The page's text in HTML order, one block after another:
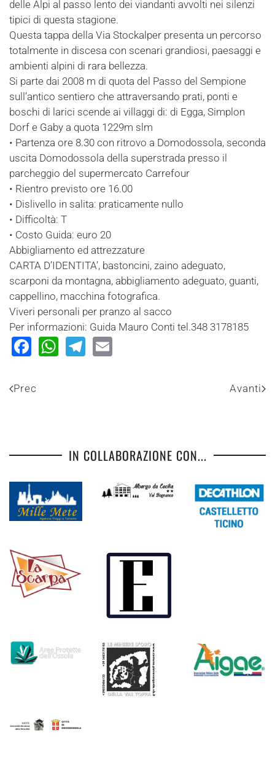
delle Alpi al passo lento dei viandanti avvolti nei silenzi
tipici di questa stagione.
Questa tappa della Via Stockalper presenta un percorso
totalmente in discesa con scenari grandiosi, paesaggi e
ambienti alpini di rara bellezza.
Si parte dai 2008 m di quota del Passo del Sempione
sull’antico sentiero che attraversando prati, ponti e
boschi di larici scende ai villaggi di: di Egga, Simplon
Dorf e Gaby a quota 1229m slm
• Partenza ore 8.30 con ritrovo a Domodossola, seconda
uscita Domodossola della superstrada presso il
parcheggio del supermercato Carrefour
• Rientro previsto ore 16.00
• Dislivello in salita: praticamente nullo
• Difficoltà: T
• Costo Guida: euro 20
Abbigliamento ed attrezzature
CARTA D’IDENTITA’, bastoncini, zaino adeguato,
scarponi da montagna, abbigliamento adeguato, guanti,
cappellino, macchina fotografica.
Viveri personali per pranzo al sacco
Per informazioni: Guida Mauro Conti tel.348 3178185
Facebook
WhatsApp
Telegram
Prec Avanti
IN COLLABORAZIONE CON...